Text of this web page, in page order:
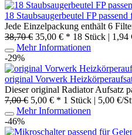
18 Staubsaugerbeutel FP
Jede Einzelpackung enthält 6
38,70 € 35,00 € * 18 Stück | 1,94
Mehr Informationen
-29%
original Vorwerk
Dieser original Radiator Aufsatz
7,00 € 5,00 € * 1 Stück | 5,00 €/
Mehr Informationen
-46%